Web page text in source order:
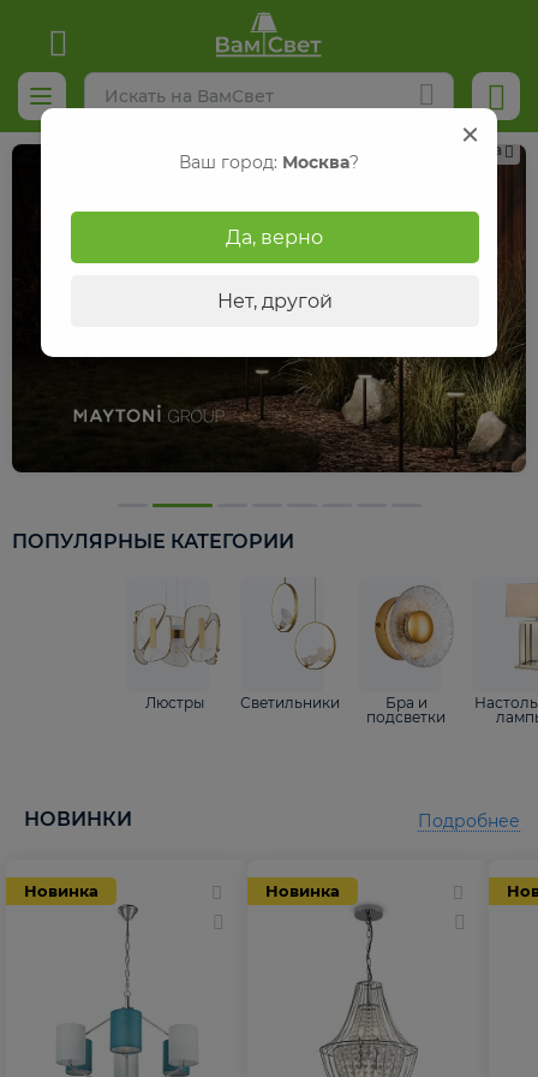
Реклама
ПОПУЛЯРНЫЕ КАТЕГОРИИ
Люстры Светильники
Бра и
подсветки
НОВИНКИ
Новинка Новинка
Подробнее
Ваш город: Москва?
Да, верно
Нет, другой